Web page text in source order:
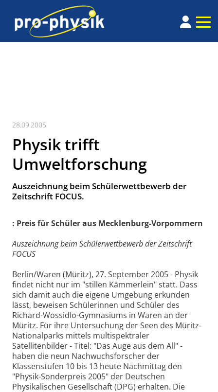
28.09.2005
Physik trifft
Umweltforschung
Auszeichnung beim Schülerwettbewerb der
Zeitschrift FOCUS.
: Preis für Schüler aus Mecklenburg-Vorpommern
Auszeichnung beim Schülerwettbewerb der Zeitschrift
FOCUS
Berlin/Waren (Müritz), 27. September 2005 - Physik
findet nicht nur im "stillen Kämmerlein" statt. Dass
sich damit auch die eigene Umgebung erkunden
lässt, beweisen Schülerinnen und Schüler des
Richard-Wossidlo-Gymnasiums in Waren an der
Müritz. Für ihre Untersuchung der Seen des Müritz-
Nationalparks mittels multispektraler
Satellitenbilder - Titel: "Das Auge aus dem All" -
haben die neun Nachwuchsforscher der
Klassenstufen 10 bis 13 heute Nachmittag den
"Physik-Sonderpreis 2005" der Deutschen
Physikalischen Gesellschaft (DPG) erhalten. Die